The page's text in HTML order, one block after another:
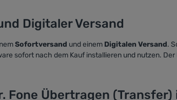
Digitaler Versand
Sofortversand und einem Digitalen Versand.
sofort nach dem Kauf installieren und nutzen.
Fone Übertragen